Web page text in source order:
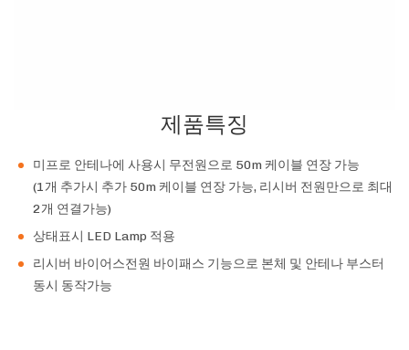
제품특징
미프로 안테나에 사용시 무전원으로 50m 케이블 연장 가능
(1개 추가시 추가 50m 케이블 연장 가능, 리시버 전원만으로 최대
2개 연결가능)
상태표시 LED Lamp 적용
리시버 바이어스전원 바이패스 기능으로 본체 및 안테나 부스터
동시 동작가능